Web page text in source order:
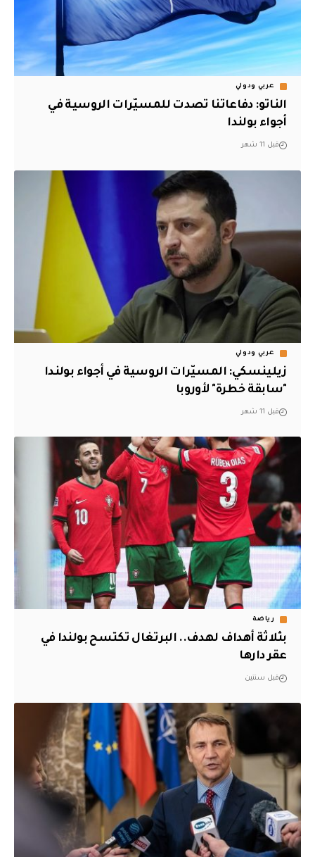
عربي ودولي
الناتو: دفاعاتنا تصدت للمسيّرات الروسية في
أجواء بولندا
قبل 11 شهر
عربي ودولي
زيلينسكي: المسيّرات الروسية في أجواء بولندا
"سابقة خطرة" لأوروبا
قبل 11 شهر
رياضة
بثلاثة أهداف لهدف.. البرتغال تكتسح بولندا في
عقر دارها
قبل سنتين